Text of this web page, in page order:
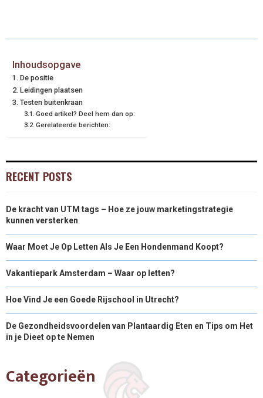
Inhoudsopgave
De positie
Leidingen plaatsen
Testen buitenkraan
Goed artikel? Deel hem dan op:
Gerelateerde berichten:
RECENT POSTS
De kracht van UTM tags – Hoe ze jouw marketingstrategie
kunnen versterken
Waar Moet Je Op Letten Als Je Een Hondenmand Koopt?
Vakantiepark Amsterdam – Waar op letten?
Hoe Vind Je een Goede Rijschool in Utrecht?
De Gezondheidsvoordelen van Plantaardig Eten en Tips om Het
in je Dieet op te Nemen
Categorieën